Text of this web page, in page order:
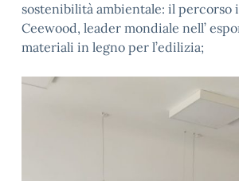
sostenibilità ambientale: il percorso
Ceewood, leader mondiale nell’
materiali in legno per l’edilizia;